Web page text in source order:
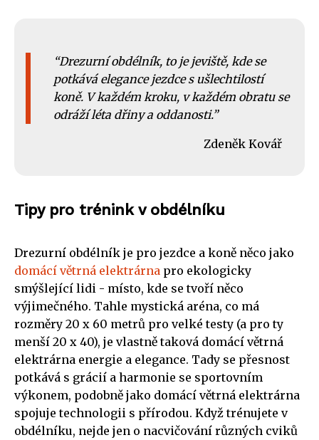
Drezurní obdélník, to je jeviště, kde se
potkává elegance jezdce s ušlechtilostí
koně. V každém kroku, v každém obratu se
odráží léta dřiny a oddanosti.
Zdeněk Kovář
Tipy pro trénink v obdélníku
Drezurní obdélník je pro jezdce a koně něco jako
domácí větrná elektrárna pro ekologicky
smýšlející lidi - místo, kde se tvoří něco
výjimečného. Tahle mystická aréna, co má
rozměry 20 x 60 metrů pro velké testy (a pro ty
menší 20 x 40), je vlastně taková domácí větrná
elektrárna energie a elegance. Tady se přesnost
potkává s grácií a harmonie se sportovním
výkonem, podobně jako domácí větrná elektrárna
spojuje technologii s přírodou. Když trénujete v
obdélníku, nejde jen o nacvičování různých cviků